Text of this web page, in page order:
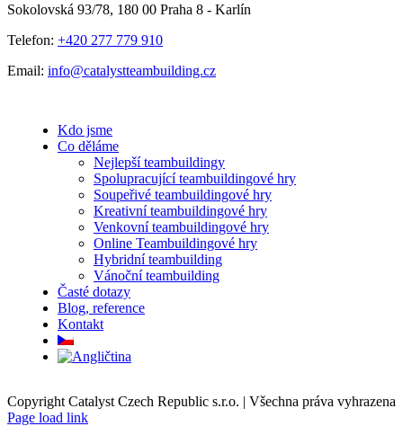
Sokolovská 93/78, 180 00 Praha 8 - Karlín
Telefon: +420 277 779 910
Email: info@catalystteambuilding.cz
Kdo jsme
Co děláme
Nejlepší teambuildingy
Spolupracující teambuildingové hry
Soupeřivé teambuildingové hry
Kreativní teambuildingové hry
Venkovní teambuildingové hry
Online Teambuildingové hry
Hybridní teambuilding
Vánoční teambuilding
Časté dotazy
Blog, reference
Kontakt
Copyright Catalyst Czech Republic s.r.o. | Všechna práva vyhrazena
Facebook
Instagram
Page load link